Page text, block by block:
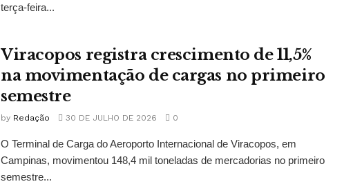
terça-feira...
Viracopos registra crescimento de 11,5%
na movimentação de cargas no primeiro
semestre
by Redação 30 DE JULHO DE 2026 0
O Terminal de Carga do Aeroporto Internacional de Viracopos, em
Campinas, movimentou 148,4 mil toneladas de mercadorias no primeiro
semestre...